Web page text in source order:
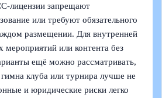
лицензии запрещают
или требуют обязательного
размещении. Для внутренней
мероприятий или контента без
ещё можно рассматривать,
клуба или турнира лучше не
и юридические риски легко